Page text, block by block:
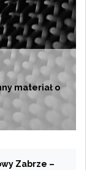
materiał o
Zabrze –